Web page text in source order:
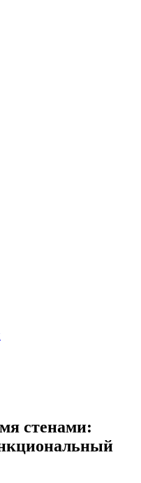
стенами: